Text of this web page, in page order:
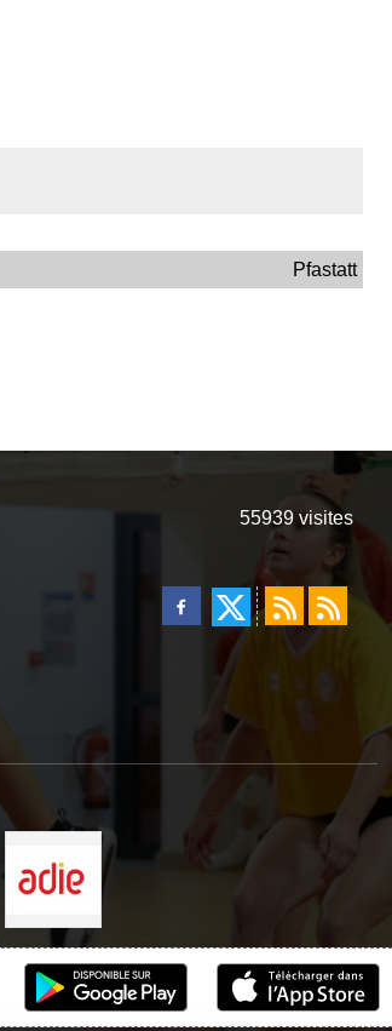
Pfastatt
55939 visites